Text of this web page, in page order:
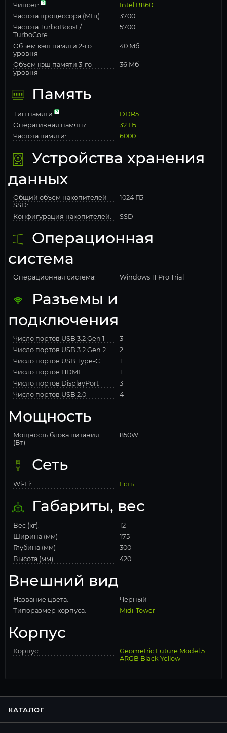
Чипсет:
Intel B860
Частота процессора (МГц)
3700
Частота TurboBoost /
TurboCore
5700
Объем кэш памяти 2-го
уровня
40 Мб
Объем кэш памяти 3-го
уровня
36 Мб
Память
Тип памяти
DDR5
Оперативная память:
32 ГБ
Частота памяти:
6000
Устройства хранения
данных
Общий объем накопителей
SSD:
1024 ГБ
Конфигурация накопителей: SSD
Операционная
система
Операционная система: Windows 11 Pro Trial
Разъемы и
подключения
Число портов USB 3.2 Gen 1
3
Число портов USB 3.2 Gen 2
2
Число портов USB Type-C
1
Число портов HDMI
1
Число портов DisplayPort
3
Число портов USB 2.0
4
Мощность
Мощность блока питания,
(Вт)
850W
Сеть
Wi-Fi: Есть
Габариты, вес
Вес (кг):
12
Ширина (мм)
175
Глубина (мм)
300
Высота (мм)
420
Внешний вид
Название цвета:
Черный
Типоразмер корпуса:
Midi-Tower
Корпус
Корпус:
Geometric Future Model 5
ARGB Black Yellow
КАТАЛОГ